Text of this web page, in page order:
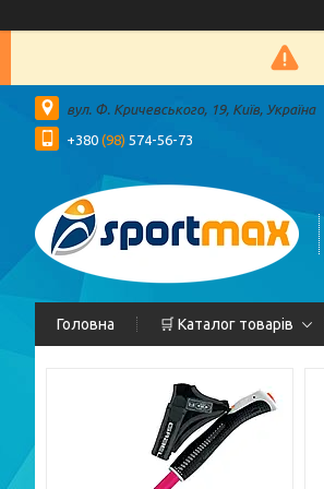
вул. Ф. Кричевського, 19, Київ, Україна
+380 (98) 574-56-73
Головна 🛒 Каталог товарів